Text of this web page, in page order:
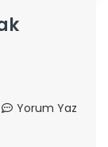
Yorum Yaz